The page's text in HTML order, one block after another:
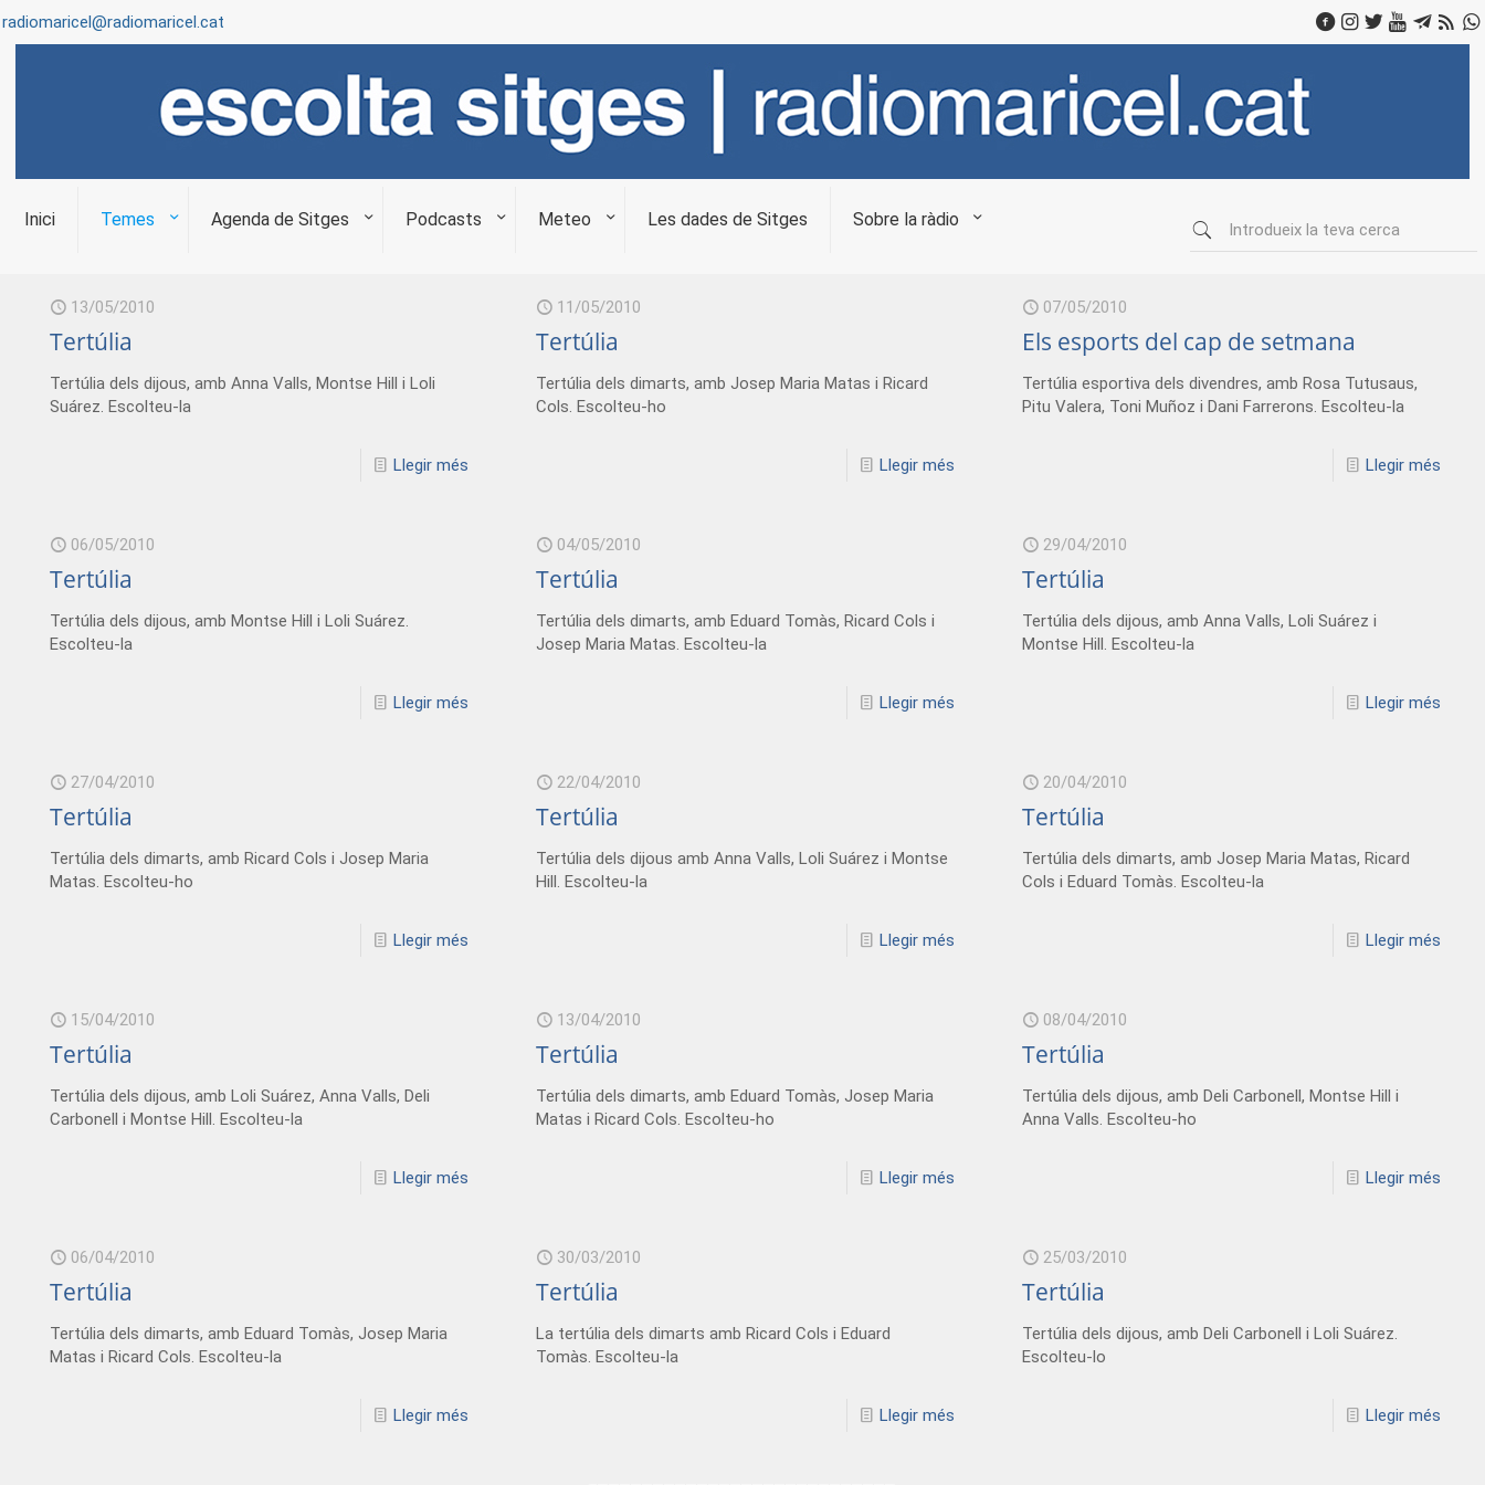
radiomaricel@radiomaricel.cat
Inici Temes Agenda de Sitges Podcasts Meteo Les dades de Sitges Sobre la ràdio
13/05/2010
Tertúlia
Tertúlia dels dijous, amb Anna Valls, Montse Hill i Loli
Suárez. Escolteu-la
Llegir més
11/05/2010
Tertúlia
Tertúlia dels dimarts, amb Josep Maria Matas i Ricard
Cols. Escolteu-ho
Llegir més
07/05/2010
Els esports del cap de setmana
Tertúlia esportiva dels divendres, amb Rosa Tutusaus,
Pitu Valera, Toni Muñoz i Dani Farrerons. Escolteu-la
Llegir més
06/05/2010
Tertúlia
Tertúlia dels dijous, amb Montse Hill i Loli Suárez.
Escolteu-la
Llegir més
04/05/2010
Tertúlia
Tertúlia dels dimarts, amb Eduard Tomàs, Ricard Cols i
Josep Maria Matas. Escolteu-la
Llegir més
29/04/2010
Tertúlia
Tertúlia dels dijous, amb Anna Valls, Loli Suárez i
Montse Hill. Escolteu-la
Llegir més
27/04/2010
Tertúlia
Tertúlia dels dimarts, amb Ricard Cols i Josep Maria
Matas. Escolteu-ho
Llegir més
22/04/2010
Tertúlia
Tertúlia dels dijous amb Anna Valls, Loli Suárez i Montse
Hill. Escolteu-la
Llegir més
20/04/2010
Tertúlia
Tertúlia dels dimarts, amb Josep Maria Matas, Ricard
Cols i Eduard Tomàs. Escolteu-la
Llegir més
15/04/2010
Tertúlia
Tertúlia dels dijous, amb Loli Suárez, Anna Valls, Deli
Carbonell i Montse Hill. Escolteu-la
Llegir més
13/04/2010
Tertúlia
Tertúlia dels dimarts, amb Eduard Tomàs, Josep Maria
Matas i Ricard Cols. Escolteu-ho
Llegir més
08/04/2010
Tertúlia
Tertúlia dels dijous, amb Deli Carbonell, Montse Hill i
Anna Valls. Escolteu-ho
Llegir més
06/04/2010
Tertúlia
Tertúlia dels dimarts, amb Eduard Tomàs, Josep Maria
Matas i Ricard Cols. Escolteu-la
Llegir més
30/03/2010
Tertúlia
La tertúlia dels dimarts amb Ricard Cols i Eduard
Tomàs. Escolteu-la
Llegir més
25/03/2010
Tertúlia
Tertúlia dels dijous, amb Deli Carbonell i Loli Suárez.
Escolteu-lo
Llegir més